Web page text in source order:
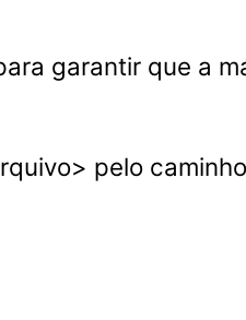
garantir que a
pelo